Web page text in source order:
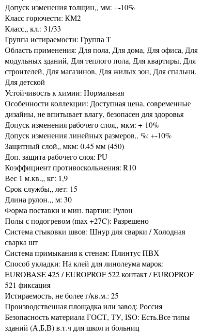
Допуск изменения толщин,, мм: +-10%
Класс горючести: КМ2
Класс,, кл.: 31/33
Группа истираемости: Группа Т
Область применения: Для пола, Для дома, Для офиса, Для
модульных зданий, Для теплого пола, Для квартиры, Для
строителей, Для магазинов, Для жилых зон, Для спальни,
Для детской
Устойчивость к химии: Нормальная
Особенности коллекции: Доступная цена, современные
дизайны, не впитывает влагу, безопасен для здоровья
Допуск изменения рабочего слоя,, мкм: +-10%
Допуск изменения линейных размеров,, %: +-10%
Защитный слой,, мкм: 0.45 мм (450)
Доп. защита рабочего слоя: PU
Коэффициент противоскольжения: R10
Вес 1 м.кв.,, кг: 1,9
Срок службы,, лет: 15
Длина рулон.,, м: 30
Форма поставки и мин. партии: Рулон
Полы с подогревом (max +27C): Разрешено
Система стыковки швов: Шнур для сварки / Холодная
сварка шт
Система примыкания к стенам: Плинтус ПВХ
Способ укладки: На клей для линолеума марок:
EUROBASE 425 / EUROPROF 522 контакт / EUROPROF
521 фиксация
Истираемость, не более г/кв.м.: 25
Производственная площадка или завод: Россия
Безопасность материала ГОСТ, ТУ, ISO: Есть.Все типы
зданий (А,Б,В) в.т.ч для школ и больниц